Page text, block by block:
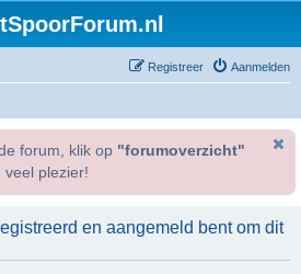
Aanmelden
Registreer
forum, klik op "forumoverzicht"
veel plezier!
en aangemeld bent om dit